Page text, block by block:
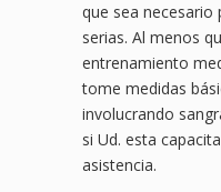
que sea necesario
serias. Al menos
entrenamiento
tome medidas
involucrando
si Ud. esta
asistencia.